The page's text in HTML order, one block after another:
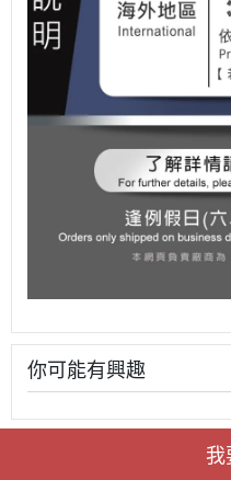
你可能有興趣
我